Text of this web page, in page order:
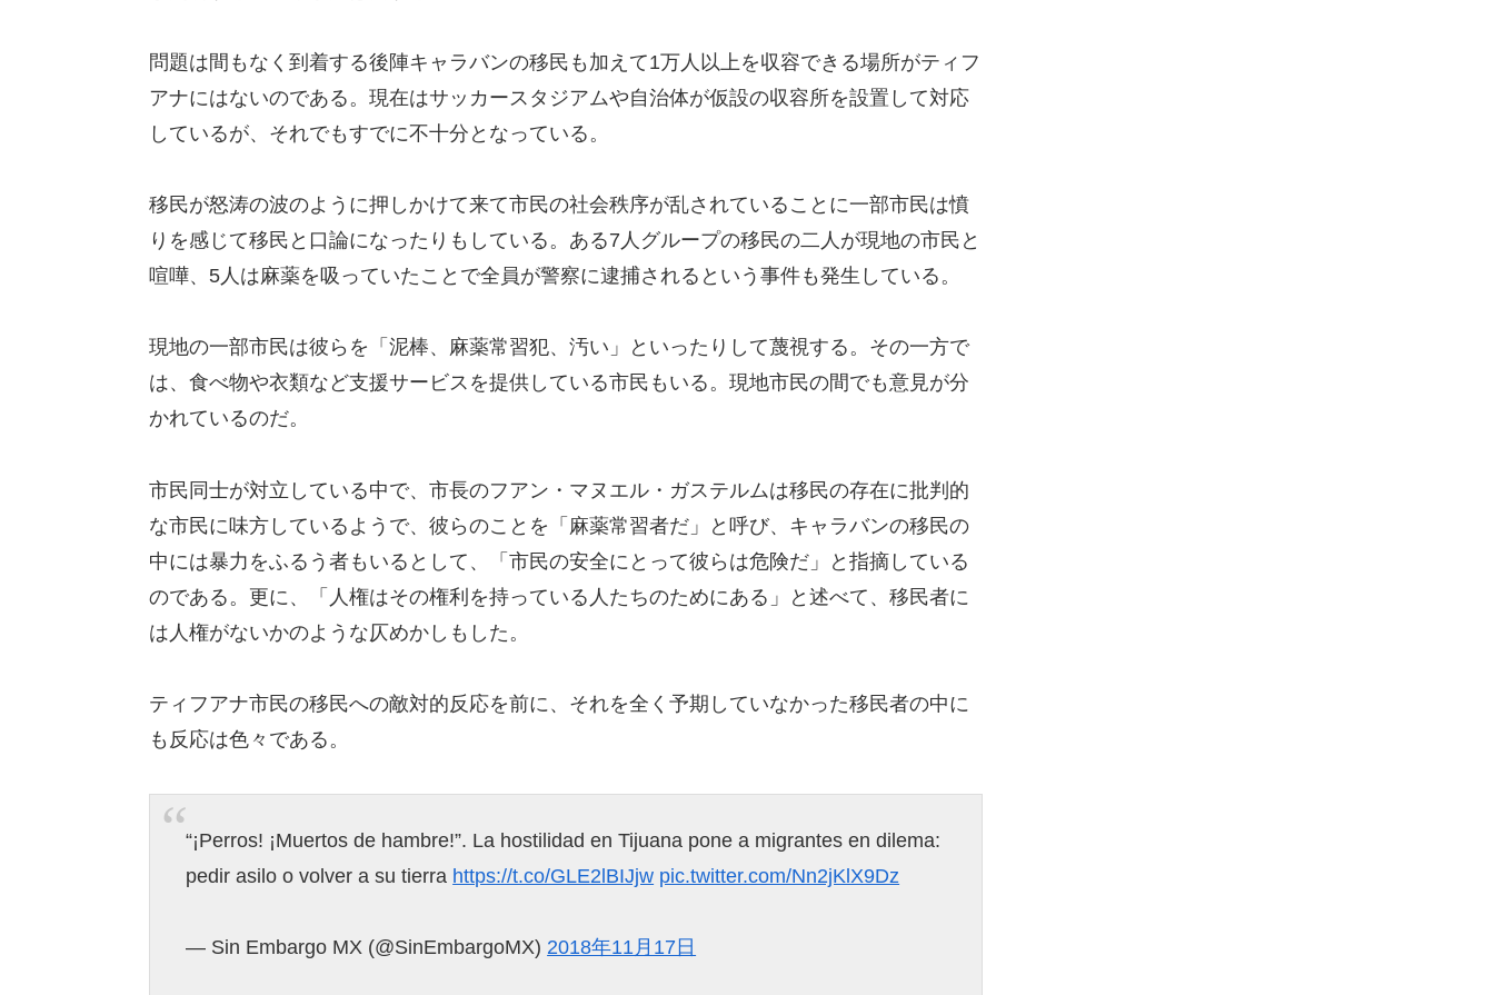
問題は間もなく到着する後陣キャラバンの移民も加えて1万人以上を収容できる場所がティフ
アナにはないのである。現在はサッカースタジアムや自治体が仮設の収容所を設置して対応
しているが、それでもすでに不十分となっている。
移民が怒涛の波のように押しかけて来て市民の社会秩序が乱されていることに一部市民は憤
りを感じて移民と口論になったりもしている。ある7人グループの移民の二人が現地の市民と
喧嘩、5人は麻薬を吸っていたことで全員が警察に逮捕されるという事件も発生している。
現地の一部市民は彼らを「泥棒、麻薬常習犯、汚い」といったりして蔑視する。その一方で
は、食べ物や衣類など支援サービスを提供している市民もいる。現地市民の間でも意見が分
かれているのだ。
市民同士が対立している中で、市長のフアン・マヌエル・ガステルムは移民の存在に批判的
な市民に味方しているようで、彼らのことを「麻薬常習者だ」と呼び、キャラバンの移民の
中には暴力をふるう者もいるとして、「市民の安全にとって彼らは危険だ」と指摘している
のである。更に、「人権はその権利を持っている人たちのためにある」と述べて、移民者に
は人権がないかのような仄めかしもした。
ティフアナ市民の移民への敵対的反応を前に、それを全く予期していなかった移民者の中に
も反応は色々である。
“¡Perros! ¡Muertos de hambre!”. La hostilidad en Tijuana pone a migrantes en dilema:
pedir asilo o volver a su tierra https://t.co/GLE2lBIJjw pic.twitter.com/Nn2jKlX9Dz
— Sin Embargo MX (@SinEmbargoMX) 2018年11月17日